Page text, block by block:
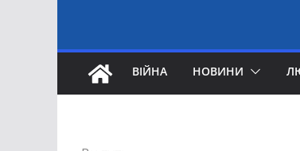
ВІЙНА НОВИНИ